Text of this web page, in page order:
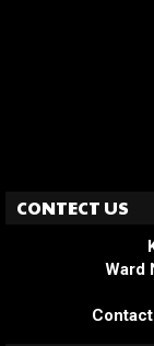
CONTECT US
Ward